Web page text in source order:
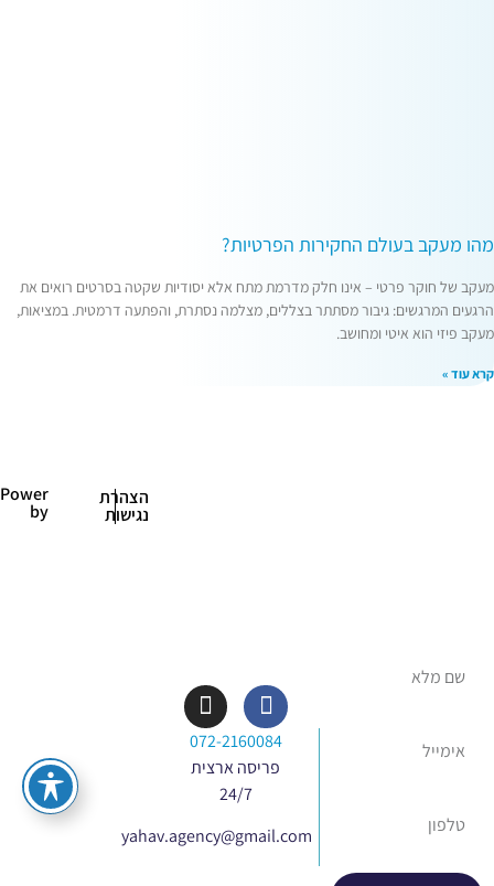
מהו מעקב בעולם החקירות הפרטיות?
מעקב של חוקר פרטי – אינו חלק מדרמת מתח אלא יסודיות שקטה בסרטים רואים את
הרגעים המרגשים: גיבור מסתתר בצללים, מצלמה נסתרת, והפתעה דרמטית. במציאות,
מעקב פיזי הוא איטי ומחושב.
קרא עוד »
072-2160084
פריסה ארצית
24/7
yahav.agency@gmail.com
הצהרת
נגישות
Power
by